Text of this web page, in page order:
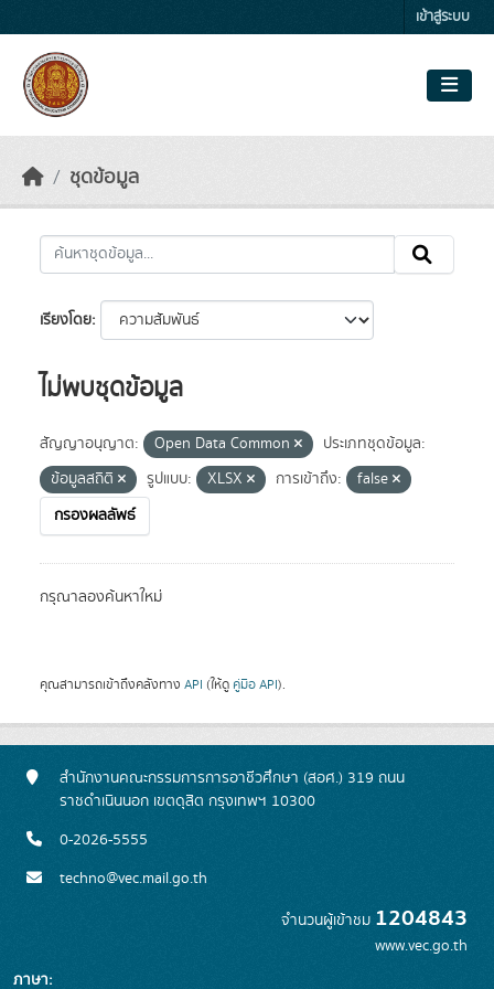
เข้าสู่ระบบ
ชุดข้อมูล
เรียงโดย
ไม่พบชุดข้อมูล
สัญญาอนุญาต: Open Data Common
ประเภทชุดข้อมูล:
ข้อมูลสถิติ
รูปแบบ: XLSX การเข้าถึง:
false
กรองผลลัพธ์
กรุณาลองค้นหาใหม่
คุณสามารถเข้าถึงคลังทาง API (ให้ดู คู่มือ API).
สำนักงานคณะกรรมการการอาชีวศึกษา (สอศ.) 319 ถนน
ราชดำเนินนอก เขตดุสิต กรุงเทพฯ 10300
0-2026-5555
techno@vec.mail.go.th
จำนวนผู้เข้าชม 1204843
www.vec.go.th
ภาษา